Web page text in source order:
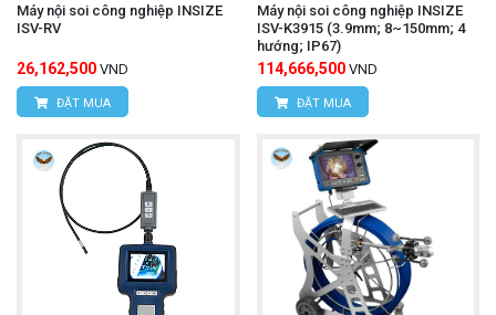
Máy nội soi công nghiệp INSIZE
ISV-RV
26,162,500 VND
ĐẶT MUA
Máy nội soi công nghiệp INSIZE
ISV-K3915 (3.9mm; 8~150mm; 4
hướng; IP67)
114,666,500 VND
ĐẶT MUA